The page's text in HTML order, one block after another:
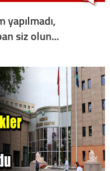
yapılmadı,
siz olun...